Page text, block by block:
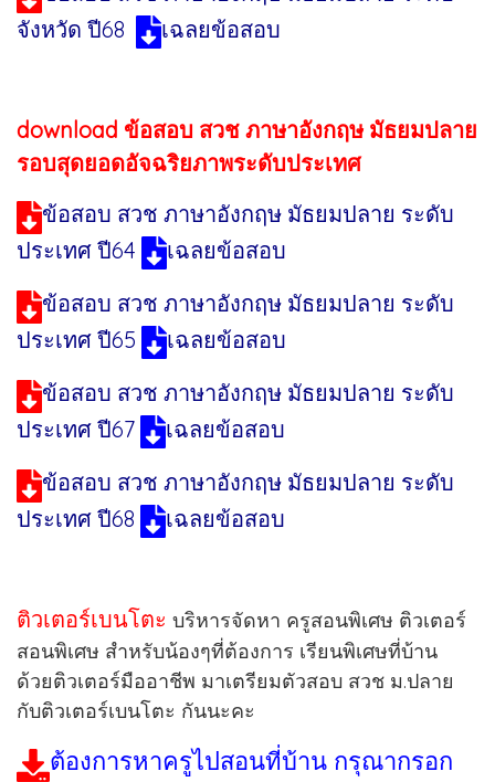
จังหวัด ปี68
เฉลยข้อสอบ
download ข้อสอบ สวช ภาษาอังกฤษ มัธยมปลาย
รอบสุดยอดอัจฉริยภาพระดับประเทศ
ข้อสอบ สวช ภาษาอังกฤษ มัธยมปลาย ระดับ
ประเทศ ปี64
เฉลยข้อสอบ
ข้อสอบ สวช ภาษาอังกฤษ มัธยมปลาย ระดับ
ประเทศ ปี65
เฉลยข้อสอบ
ข้อสอบ สวช ภาษาอังกฤษ มัธยมปลาย ระดับ
ประเทศ ปี67
เฉลยข้อสอบ
ข้อสอบ สวช ภาษาอังกฤษ มัธยมปลาย ระดับ
ประเทศ ปี68
เฉลยข้อสอบ
ติวเตอร์เบนโตะ บริหารจัดหา ครูสอนพิเศษ ติวเตอร์
สอนพิเศษ สำหรับน้องๆที่ต้องการ เรียนพิเศษที่บ้าน
ด้วยติวเตอร์มืออาชีพ มาเตรียมตัวสอบ สวช ม.ปลาย
กับติวเตอร์เบนโตะ กันนะคะ
ต้องการหาครูไปสอนที่บ้าน กรุณากรอก